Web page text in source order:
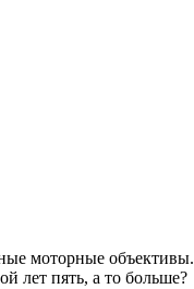
моторные объективы.
лет пять, а то больше?